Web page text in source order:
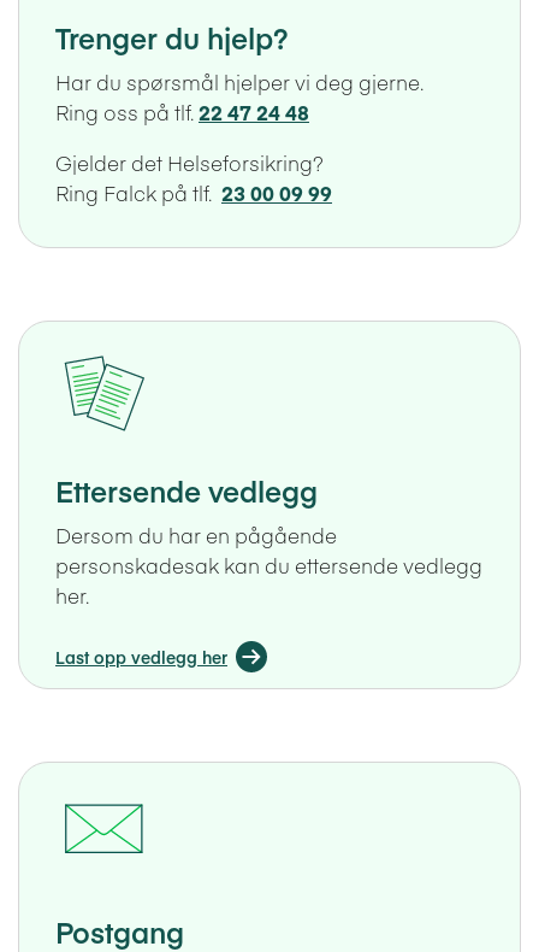
Trenger du hjelp?
Har du spørsmål hjelper vi deg gjerne.
Ring oss på tlf.22 47 24 48
Gjelder det Helseforsikring?
Ring Falck på tlf. 23 00 09 99
Ettersende vedlegg
Dersom du har en pågående
personskadesak kan du ettersende vedlegg
her.
Last opp vedlegg her
Postgang